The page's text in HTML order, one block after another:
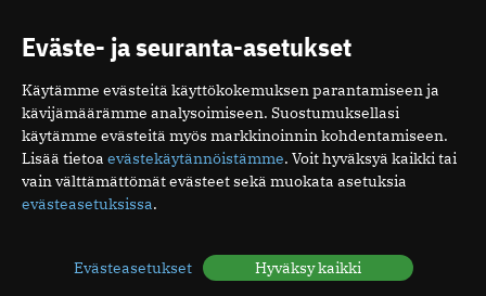
00510 Helsinki
puh. (09) 393 091
toimitus@potilaanlaakarilehti.fi
ISSN 2323-9476
Eväste- ja seuranta-asetukset
Käytämme evästeitä käyttökokemuksen parantamiseen ja
kävijämäärämme analysoimiseen. Suostumuksellasi
käytämme evästeitä myös markkinoinnin kohdentamiseen.
Lisää tietoa evästekäytännöistämme. Voit hyväksyä kaikki tai
vain välttämättömät evästeet sekä muokata asetuksia
evästeasetuksissa.
Evästeasetukset Hyväksy kaikki